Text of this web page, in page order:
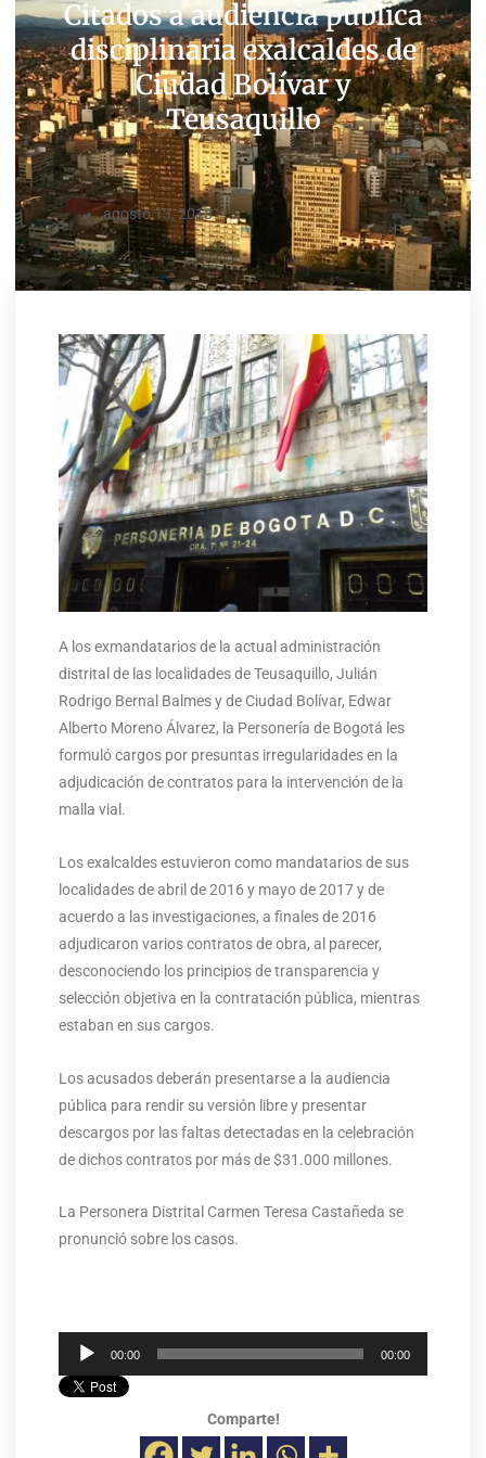
Citados a audiencia pública
disciplinaria exalcaldes de
Ciudad Bolívar y
Teusaquillo
agosto 13, 2018
A los exmandatarios de la actual administración
distrital de las localidades de Teusaquillo, Julián
Rodrigo Bernal Balmes y de Ciudad Bolívar, Edwar
Alberto Moreno Álvarez, la Personería de Bogotá les
formuló cargos por presuntas irregularidades en la
adjudicación de contratos para la intervención de la
malla vial.
Los exalcaldes estuvieron como mandatarios de sus
localidades de abril de 2016 y mayo de 2017 y de
acuerdo a las investigaciones, a finales de 2016
adjudicaron varios contratos de obra, al parecer,
desconociendo los principios de transparencia y
selección objetiva en la contratación pública, mientras
estaban en sus cargos.
Los acusados deberán presentarse a la audiencia
pública para rendir su versión libre y presentar
descargos por las faltas detectadas en la celebración
de dichos contratos por más de $31.000 millones.
La Personera Distrital Carmen Teresa Castañeda se
pronunció sobre los casos.
Reproductor
de
audio
00:00 00:00
Comparte!